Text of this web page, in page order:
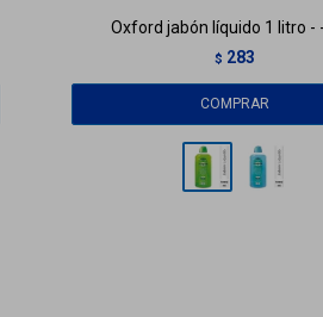
Oxford jabón líquido 1 litro -
$ 283